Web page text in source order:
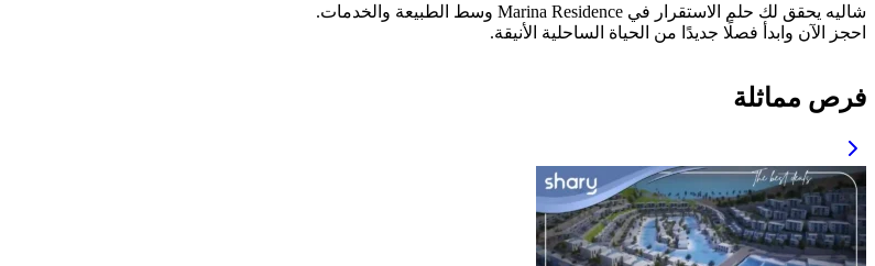
شاليه يحقق لك حلم الاستقرار في Marina Residence وسط الطبيعة والخدمات.
احجز الآن وابدأ فصلًا جديدًا من الحياة الساحلية الأنيقة.
فرص مماثلة